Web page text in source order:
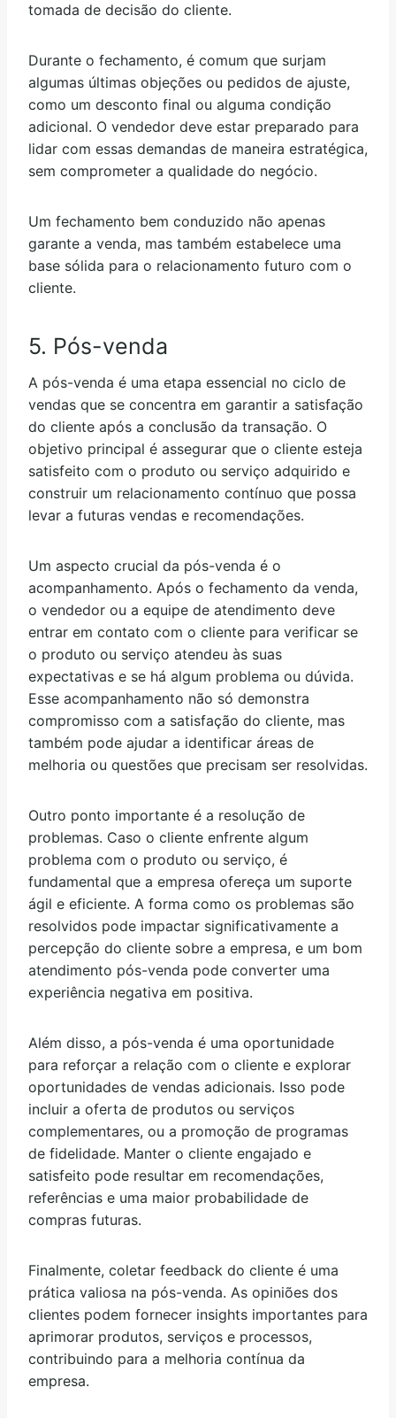
tomada de decisão do cliente.
Durante o fechamento, é comum que surjam
algumas últimas objeções ou pedidos de ajuste,
como um desconto final ou alguma condição
adicional. O vendedor deve estar preparado para
lidar com essas demandas de maneira estratégica,
sem comprometer a qualidade do negócio.
Um fechamento bem conduzido não apenas
garante a venda, mas também estabelece uma
base sólida para o relacionamento futuro com o
cliente.
5. Pós-venda
A pós-venda é uma etapa essencial no ciclo de
vendas que se concentra em garantir a satisfação
do cliente após a conclusão da transação. O
objetivo principal é assegurar que o cliente esteja
satisfeito com o produto ou serviço adquirido e
construir um relacionamento contínuo que possa
levar a futuras vendas e recomendações.
Um aspecto crucial da pós-venda é o
acompanhamento. Após o fechamento da venda,
o vendedor ou a equipe de atendimento deve
entrar em contato com o cliente para verificar se
o produto ou serviço atendeu às suas
expectativas e se há algum problema ou dúvida.
Esse acompanhamento não só demonstra
compromisso com a satisfação do cliente, mas
também pode ajudar a identificar áreas de
melhoria ou questões que precisam ser resolvidas.
Outro ponto importante é a resolução de
problemas. Caso o cliente enfrente algum
problema com o produto ou serviço, é
fundamental que a empresa ofereça um suporte
ágil e eficiente. A forma como os problemas são
resolvidos pode impactar significativamente a
percepção do cliente sobre a empresa, e um bom
atendimento pós-venda pode converter uma
experiência negativa em positiva.
Além disso, a pós-venda é uma oportunidade
para reforçar a relação com o cliente e explorar
oportunidades de vendas adicionais. Isso pode
incluir a oferta de produtos ou serviços
complementares, ou a promoção de programas
de fidelidade. Manter o cliente engajado e
satisfeito pode resultar em recomendações,
referências e uma maior probabilidade de
compras futuras.
Finalmente, coletar feedback do cliente é uma
prática valiosa na pós-venda. As opiniões dos
clientes podem fornecer insights importantes para
aprimorar produtos, serviços e processos,
contribuindo para a melhoria contínua da
empresa.